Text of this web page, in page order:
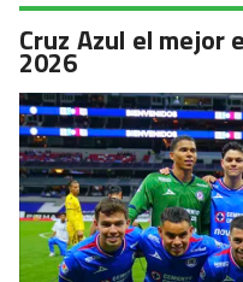
Cruz Azul el
2026